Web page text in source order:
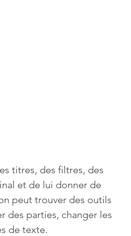
titres, des filtres, des
et de lui donner de
peut trouver des outils
des parties, changer les
de texte.